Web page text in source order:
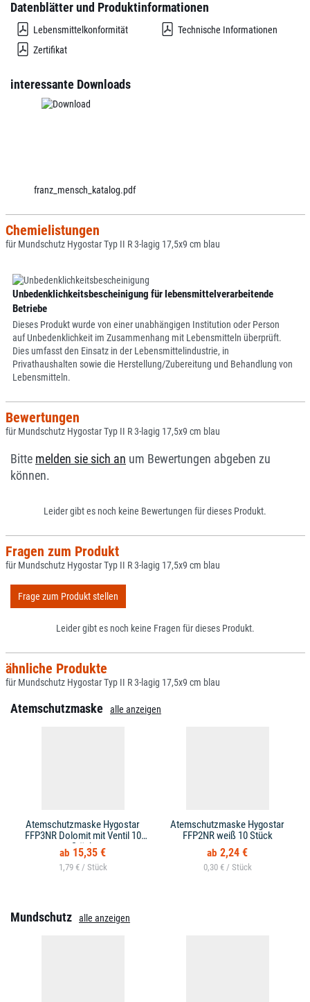
Datenblätter und Produktinformationen
Lebensmittelkonformität
Technische Informationen
Zertifikat
interessante Downloads
franz_mensch_katalog.pdf
Chemielistungen
für Mundschutz Hygostar Typ II R 3-lagig 17,5x9 cm blau
Unbedenklichkeitsbescheinigung für lebensmittelverarbeitende
Betriebe
Dieses Produkt wurde von einer unabhängigen Institution oder Person
auf Unbedenklichkeit im Zusammenhang mit Lebensmitteln überprüft.
Dies umfasst den Einsatz in der Lebensmittelindustrie, in
Privathaushalten sowie die Herstellung/Zubereitung und Behandlung von
Lebensmitteln.
Bewertungen
für Mundschutz Hygostar Typ II R 3-lagig 17,5x9 cm blau
Bitte melden sie sich an um Bewertungen abgeben zu
können.
Leider gibt es noch keine Bewertungen für dieses Produkt.
Fragen zum Produkt
für Mundschutz Hygostar Typ II R 3-lagig 17,5x9 cm blau
Frage zum Produkt stellen
Leider gibt es noch keine Fragen für dieses Produkt.
ähnliche Produkte
für Mundschutz Hygostar Typ II R 3-lagig 17,5x9 cm blau
Atemschutzmaske alle anzeigen
Atemschutzmaske Hygostar
FFP3NR Dolomit mit Ventil 10
Stück
15,35 €
1,79 € /
Atemschutzmaske Hygostar
FFP2NR weiß 10 Stück
2,24 €
0,30 € /
Mundschutz alle anzeigen